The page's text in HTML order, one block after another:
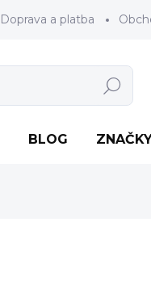
Doprava a platba
Hledat
BLOG